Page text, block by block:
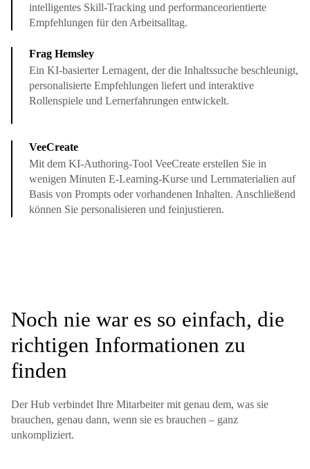
intelligentes Skill-Tracking und performanceorientierte
Empfehlungen für den Arbeitsalltag.
Frag Hemsley
Ein KI-basierter Lernagent, der die Inhaltssuche beschleunigt,
personalisierte Empfehlungen liefert und interaktive
Rollenspiele und Lernerfahrungen entwickelt.
VeeCreate
Mit dem KI-Authoring-Tool VeeCreate erstellen Sie in
wenigen Minuten E-Learning-Kurse und Lernmaterialien auf
Basis von Prompts oder vorhandenen Inhalten. Anschließend
können Sie personalisieren und feinjustieren.
Noch nie war es so einfach, die
richtigen Informationen zu
finden
Der Hub verbindet Ihre Mitarbeiter mit genau dem, was sie
brauchen, genau dann, wenn sie es brauchen – ganz
unkompliziert.